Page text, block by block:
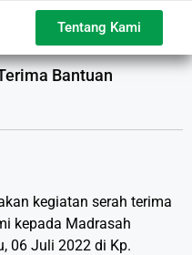
Tentang Kami
Bantuan
kegiatan serah terima
kepada Madrasah
06 Juli 2022 di Kp.